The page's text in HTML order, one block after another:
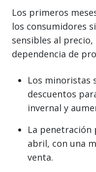
Los primeros
los consumidores
sensibles al
dependencia de
Los minoristas
descuentos
invernal y
La penetración
abril, con una
venta.